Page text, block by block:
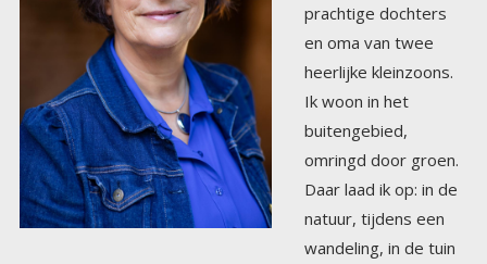
prachtige dochters
en oma van twee
heerlijke kleinzoons.
Ik woon in het
buitengebied,
omringd door groen.
Daar laad ik op: in de
natuur, tijdens een
wandeling, in de tuin